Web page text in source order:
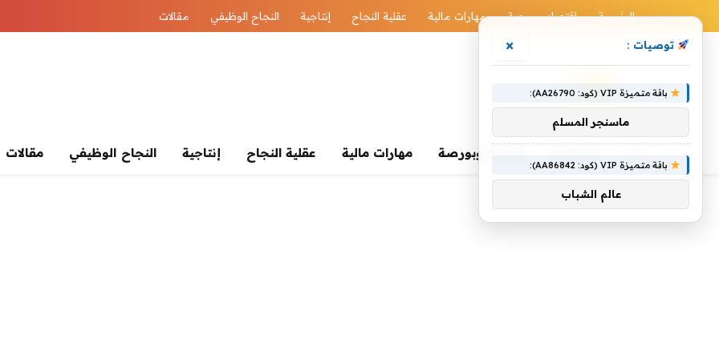
الرئيسية اقتصاد وبورصة مهارات مالية عقلية النجاح إنتاجية النجاح الوظيفي مقالات
اقتصاد وبورصة مهارات مالية عقلية النجاح إنتاجية النجاح الوظيفي مقالات
توصيات : ×
باقة متميزة VIP (كود: AA26790):
ماسنجر المسلم
باقة متميزة VIP (كود: AA86842):
عالم الشباب